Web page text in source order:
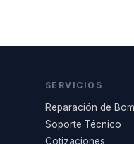
SERVICIOS
Reparación de
Soporte Técnico
Cotizaciones